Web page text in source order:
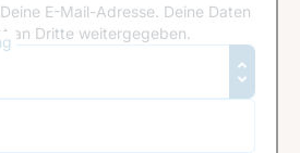
E-Mail-Adresse. Deine Daten
an Dritte weitergegeben.